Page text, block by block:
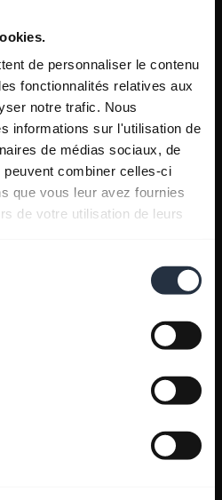
de personnaliser le contenu
fonctionnalités relatives aux
notre trafic. Nous
informations sur l'utilisation de
de médias sociaux, de
combiner celles-ci
que vous leur avez fournies
de votre utilisation de leurs